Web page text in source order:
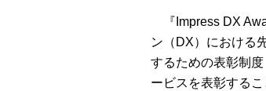
『Impress DX
ン（DX）における
するための表彰制
ービスを表彰する